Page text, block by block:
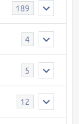
189
4
5
12